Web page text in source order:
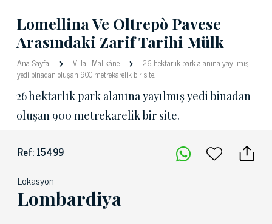
Lomellina Ve Oltrepò Pavese
Arasındaki Zarif Tarihi Mülk
Ana Sayfa Villa-Malikâne
26 hektarlık park alanına yayılmış
yedi binadan oluşan 900 metrekarelik bir site.
26 hektarlık park alanına yayılmış yedi binadan
oluşan 900 metrekarelik bir site.
Ref: 15499
Lokasyon
Lombardiya